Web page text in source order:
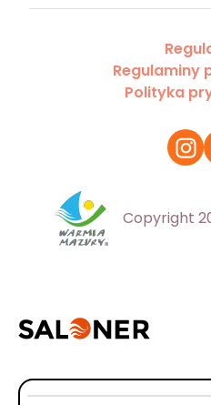
Regulaminy
Polityka
Copyright